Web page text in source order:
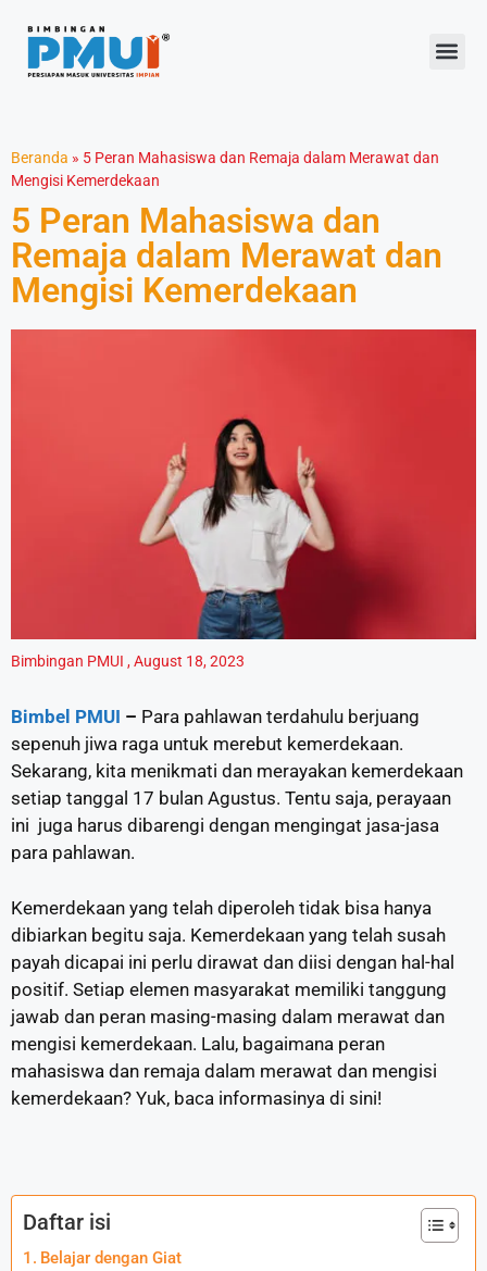
Beranda » 5 Peran Mahasiswa dan Remaja dalam Merawat dan
Mengisi Kemerdekaan
5 Peran Mahasiswa dan
Remaja dalam Merawat dan
Mengisi Kemerdekaan
Bimbingan PMUI ,August 18, 2023
Bimbel PMUI – Para pahlawan terdahulu berjuang
sepenuh jiwa raga untuk merebut kemerdekaan.
Sekarang, kita menikmati dan merayakan kemerdekaan
setiap tanggal 17 bulan Agustus. Tentu saja, perayaan
ini juga harus dibarengi dengan mengingat jasa-jasa
para pahlawan.
Kemerdekaan yang telah diperoleh tidak bisa hanya
dibiarkan begitu saja. Kemerdekaan yang telah susah
payah dicapai ini perlu dirawat dan diisi dengan hal-hal
positif. Setiap elemen masyarakat memiliki tanggung
jawab dan peran masing-masing dalam merawat dan
mengisi kemerdekaan. Lalu, bagaimana peran
mahasiswa dan remaja dalam merawat dan mengisi
kemerdekaan? Yuk, baca informasinya di sini!
Daftar isi
Belajar dengan Giat